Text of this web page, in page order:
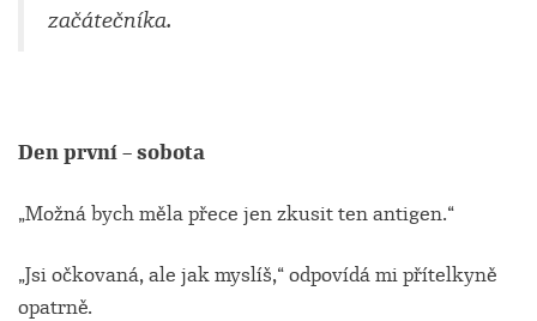
začátečníka.
Den první – sobota
„Možná bych měla přece jen zkusit ten antigen.“
„Jsi očkovaná, ale jak myslíš,“ odpovídá mi přítelkyně
opatrně.